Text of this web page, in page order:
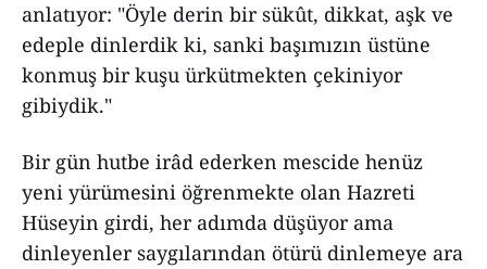
anlatıyor: "Öyle derin bir sükût, dikkat, aşk ve
edeple dinlerdik ki, sanki başımızın üstüne
konmuş bir kuşu ürkütmekten çekiniyor
gibiydik."
Bir gün hutbe irâd ederken mescide henüz
yeni yürümesini öğrenmekte olan Hazreti
Hüseyin girdi, her adımda düşüyor ama
dinleyenler saygılarından ötürü dinlemeye ara